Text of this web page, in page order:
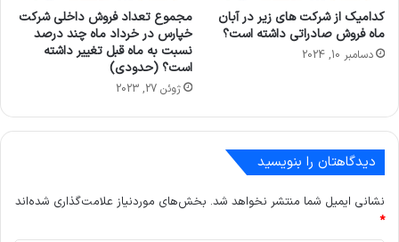
کدامیک از شرکت های زیر در آبان
ماه فروش صادراتی داشته است؟
دسامبر 10, 2024
مجموع تعداد فروش داخلی شرکت
خپارس در خرداد ماه چند درصد
نسبت به ماه قبل تغییر داشته
است؟ (حدودی)
ژوئن 27, 2023
دیدگاهتان را بنویسید
نشانی ایمیل شما منتشر نخواهد شد. بخش‌های موردنیاز علامت‌گذاری شده‌اند
*